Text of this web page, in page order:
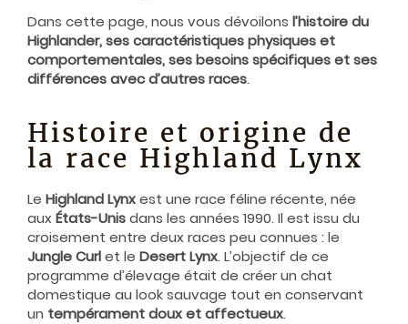
Dans cette page, nous vous dévoilons l’histoire du
Highlander, ses caractéristiques physiques et
comportementales, ses besoins spécifiques et ses
différences avec d’autres races.
Histoire et origine de
la race Highland Lynx
Le Highland Lynxest une race féline récente, née
aux États-Unisdans les années 1990. Il est issu du
croisement entre deux races peu connues : le
Jungle Curlet le Desert Lynx. L’objectif de ce
programme d’élevage était de créer un chat
domestique au look sauvage tout en conservant
un tempérament doux et affectueux.